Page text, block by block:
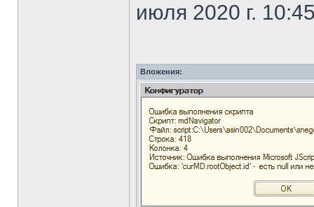
июля 2020 г.
Вложения: